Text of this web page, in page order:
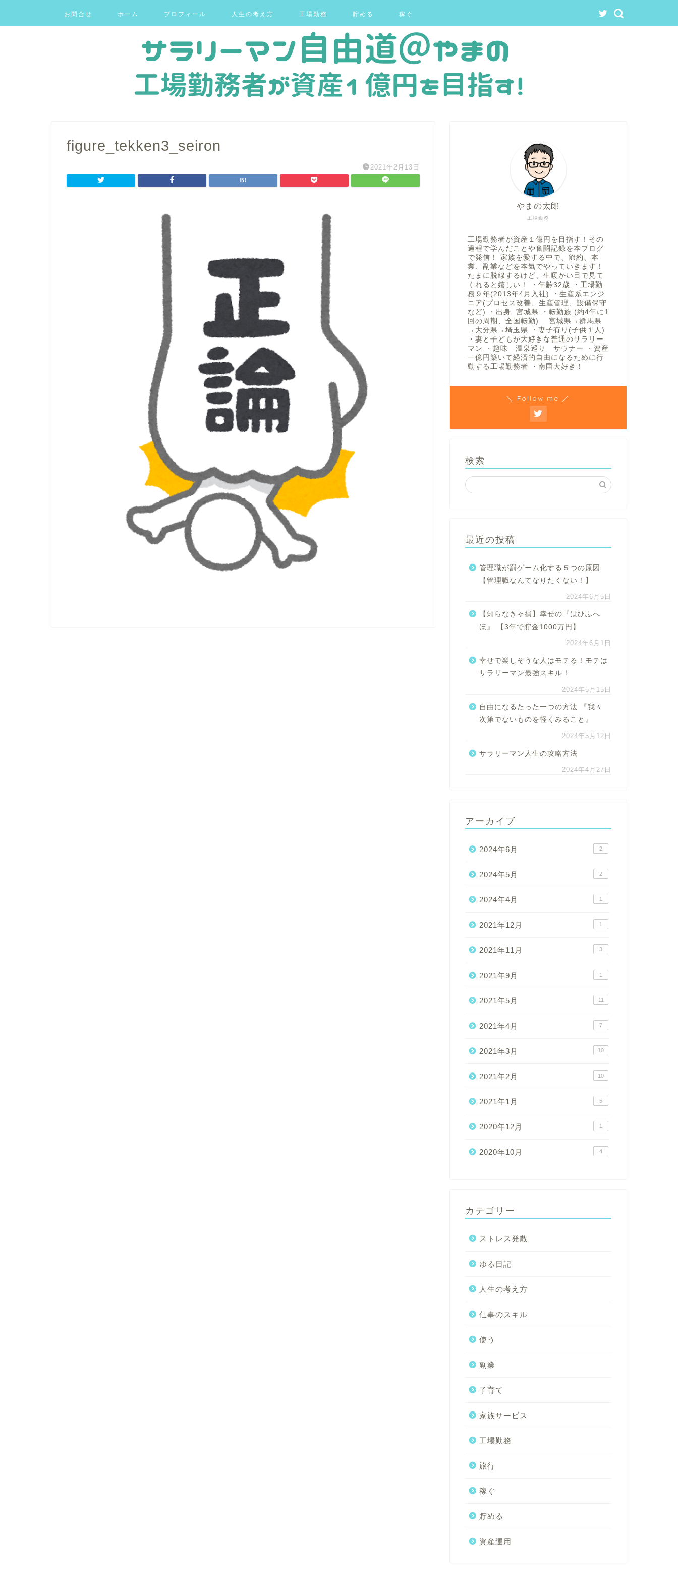
お問合せ ホーム プロフィール 人生の考え方 工場勤務 貯める 稼ぐ
figure_tekken3_seiron
2021年2月13日
工場勤務
やまの太郎
工場勤務者が資産１億円を目指す！その
過程で学んだことや奮闘記録を本ブログ
で発信！ 家族を愛する中で、節約、本
業、副業などを本気でやっていきます！
たまに脱線するけど、生暖かい目で見て
くれると嬉しい！ ・年齢32歳 ・工場勤
務９年(2013年4月入社) ・生産系エンジ
ニア(プロセス改善、生産管理、設備保守
など) ・出身: 宮城県 ・転勤族 (約4年に1
回の周期、全国転勤) 宮城県→群馬県
→大分県→埼玉県 ・妻子有り(子供１人)
・妻と子どもが大好きな普通のサラリー
マン ・趣味 温泉巡り サウナー ・資産
一億円築いて経済的自由になるために行
動する工場勤務者 ・南国大好き！
＼ Follow me ／
検索
最近の投稿
管理職が罰ゲーム化する５つの原因
【管理職なんてなりたくない！】
2024年6月5日
【知らなきゃ損】幸せの『はひふへ
ほ』 【3年で貯金1000万円】
2024年6月1日
幸せで楽しそうな人はモテる！モテは
サラリーマン最強スキル！
2024年5月15日
自由になるたった一つの方法 『我々
次第でないものを軽くみること』
2024年5月12日
サラリーマン人生の攻略方法
2024年4月27日
アーカイブ
2024年6月 2
2024年5月 2
2024年4月 1
2021年12月 1
2021年11月 3
2021年9月 1
2021年5月 11
2021年4月 7
2021年3月 10
2021年2月 10
2021年1月 5
2020年12月 1
2020年10月 4
カテゴリー
ストレス発散
ゆる日記
人生の考え方
仕事のスキル
使う
副業
子育て
家族サービス
工場勤務
旅行
稼ぐ
貯める
資産運用